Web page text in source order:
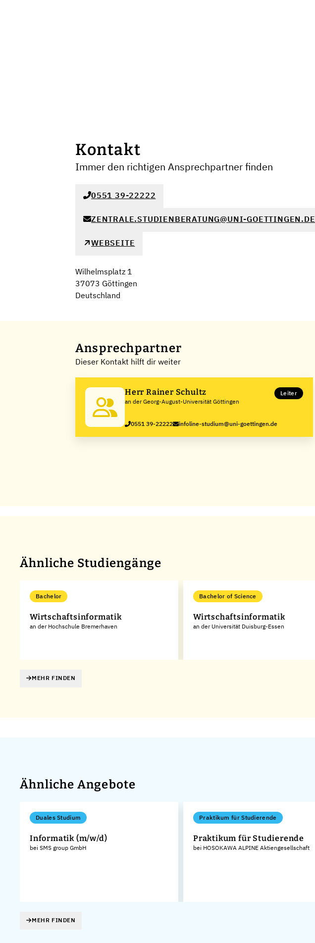
Kontakt
Immer den richtigen Ansprechpartner finden
0551 39-22222
ZENTRALE.STUDIENBERATUNG@UNI-GOETTINGEN.DE
WEBSEITE
Wilhelmsplatz 1
37073 Göttingen
Deutschland
Ansprechpartner
Dieser Kontakt hilft dir weiter
Herr Rainer Schultz
an der Georg-August-Universität Göttingen
Leiter
0551 39-22222 infoline-studium@uni-goettingen.de
Ähnliche Studiengänge
Bachelor
Wirtschaftsinformatik
an der Hochschule Bremerhaven
Bachelor of Science
Wirtschaftsinformatik
an der Universität Duisburg-Essen
MEHR FINDEN
Ähnliche Angebote
Duales Studium
Informatik (m/w/d)
bei SMS group GmbH
Praktikum für Studierende
Praktikum für Studierende
bei HOSOKAWA ALPINE Aktiengesellschaft
MEHR FINDEN